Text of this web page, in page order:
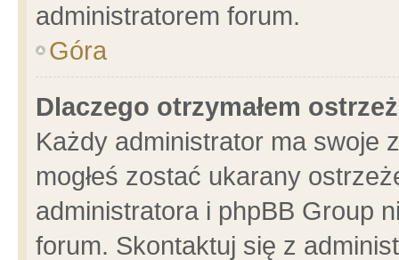
administratorem forum.
Góra
Dlaczego otrzymałem
Każdy administrator ma swoje
mogłeś zostać ukarany
administratora i phpBB Group
forum. Skontaktuj się z